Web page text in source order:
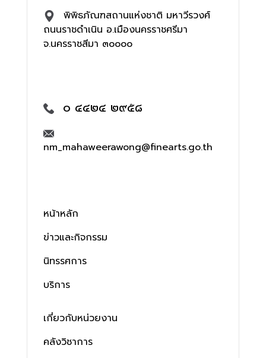
พิพิธภัณฑสถานแห่งชาติ มหาวีรวงศ์
ถนนราชดำเนิน อ.เมืองนครราชศรีมา
จ.นครราชสีมา ๓๐๐๐๐
๐ ๔๔๒๔ ๒๙๕๘
nm_mahaweerawong@finearts.go.th
หน้าหลัก
ข่าวและกิจกรรม
นิทรรศการ
บริการ
เกี่ยวกับหน่วยงาน
คลังวิชาการ